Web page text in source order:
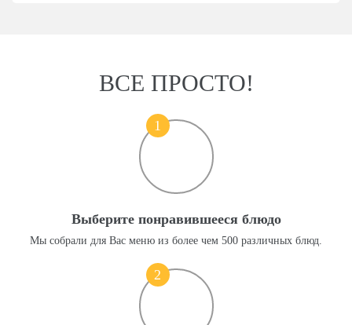
ВСЕ ПРОСТО!
1
Выберите понравившееся блюдо
Мы собрали для Вас меню из более чем 500 различных блюд.
2